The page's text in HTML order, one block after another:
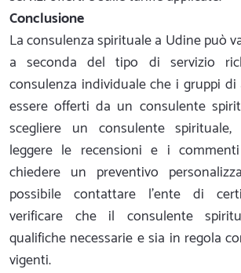
Conclusione
La consulenza spirituale a Udine può
a seconda del tipo di servizio
consulenza individuale che i gruppi
essere offerti da un consulente
scegliere un consulente
leggere le recensioni e i
chiedere un preventivo
possibile contattare l'ente di
verificare che il consulente
qualifiche necessarie e sia in regola
vigenti.